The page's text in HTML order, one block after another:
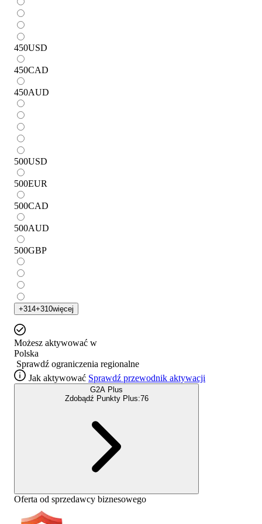
450USD
450CAD
450AUD
500USD
500EUR
500CAD
500AUD
500GBP
+314+310więcej
Możesz aktywować w
Polska
Sprawdź ograniczenia regionalne
Jak aktywować Sprawdź przewodnik aktywacji
G2A Plus
Zdobądź Punkty Plus:76
Oferta od sprzedawcy biznesowego